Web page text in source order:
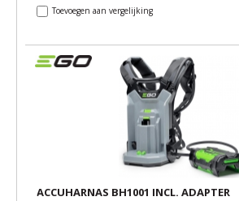
Toevoegen aan vergelijking
ACCUHARNAS BH1001 INCL. ADAPTER